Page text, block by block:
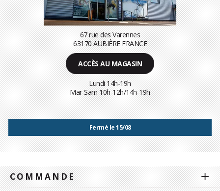
67 rue des Varennes
63170 AUBIÈRE FRANCE
ACCÈS AU MAGASIN
Lundi 14h-19h
Mar-Sam 10h-12h/14h-19h
Fermé le 15/08
COMMANDE